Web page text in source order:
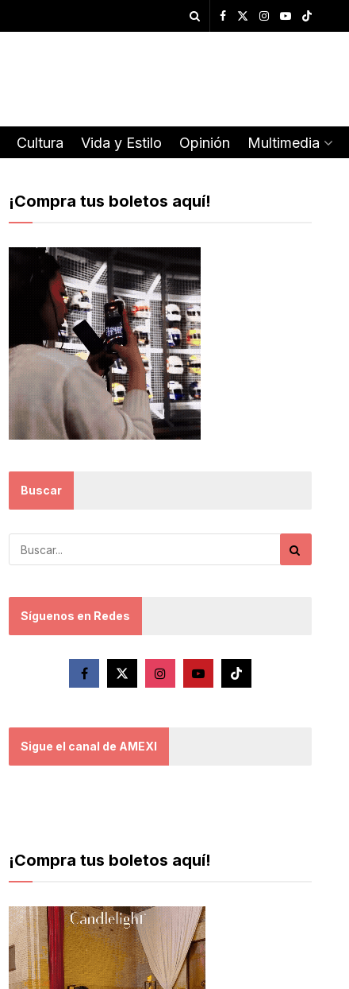
Cultura Vida y Estilo Opinión Multimedia
¡Compra tus boletos aquí!
Buscar
Síguenos en Redes
Sigue el canal de AMEXI
¡Compra tus boletos aquí!